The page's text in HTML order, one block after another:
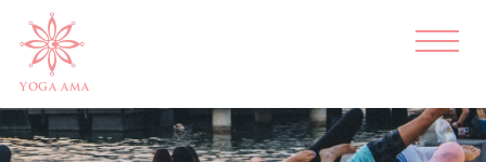
YOGA AMA